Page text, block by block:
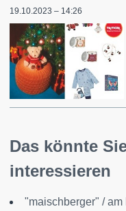
19.10.2023 – 14:26
Das könnte
interessieren
"maischberger" /